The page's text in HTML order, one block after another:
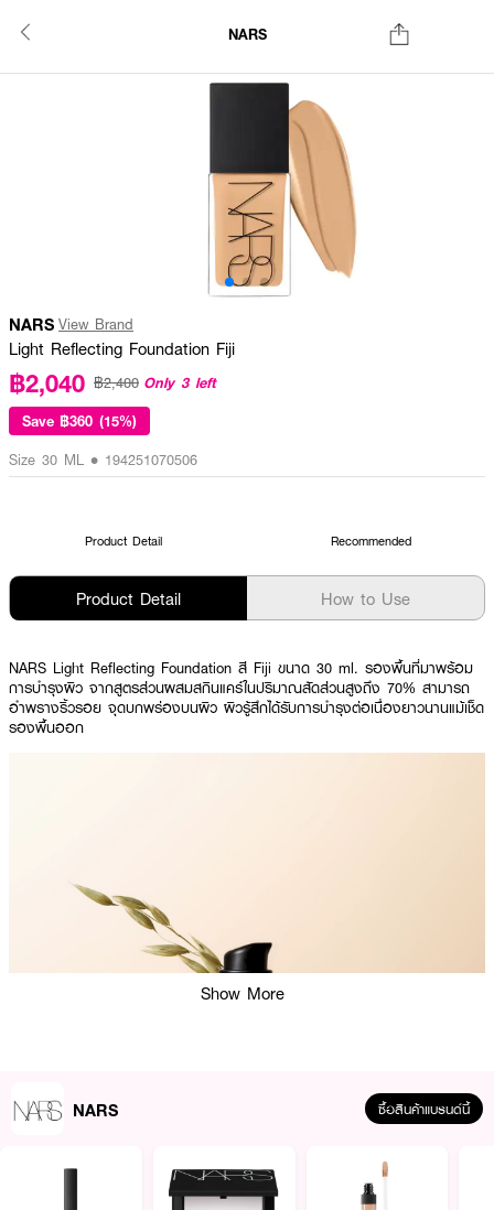
NARS
NARS View Brand
Light Reflecting Foundation Fiji
฿2,040 ฿2,400 Only 3 left
Save ฿360 (15%)
Size 30 ML • 194251070506
Product Detail Recommended
Product Detail How to Use
NARS Light Reflecting Foundation สี Fiji ขนาด 30 ml. รองพื้นที่มาพร้อม
การบำรุงผิว จากสูตรส่วนผสมสกินแคร์ในปริมาณสัดส่วนสูงถึง 70% สามารถ
อำพรางริ้วรอย จุดบกพร่องบนผิว ผิวรู้สึกได้รับการบำรุงต่อเนื่องยาวนานแม้เช็ด
รองพื้นออก
Show More
NARS ซื้อสินค้าแบรนด์นี้